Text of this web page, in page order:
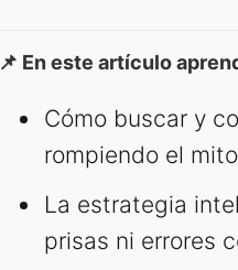
📌 En este artículo
Cómo buscar y
rompiendo el
La estrategia
prisas ni errores